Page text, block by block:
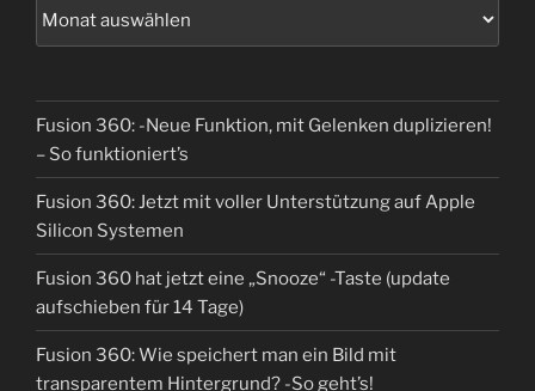
Fusion 360: -Neue Funktion, mit Gelenken duplizieren!
– So funktioniert’s
Fusion 360: Jetzt mit voller Unterstützung auf Apple
Silicon Systemen
Fusion 360 hat jetzt eine „Snooze“ -Taste (update
aufschieben für 14 Tage)
Fusion 360: Wie speichert man ein Bild mit
transparentem Hintergrund? -So geht’s!